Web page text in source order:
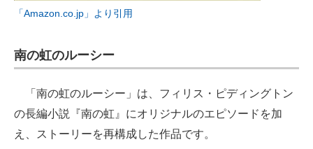
「Amazon.co.jp」より引用
南の虹のルーシー
「南の虹のルーシー」は、フィリス・ピディングトン
の長編小説『南の虹』にオリジナルのエピソードを加
え、ストーリーを再構成した作品です。